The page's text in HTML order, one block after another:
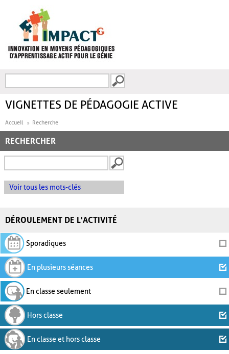
FORMULAIRE DE
VIGNETTES DE PÉDAGOGIE ACTIVE
Accueil Recherche
RECHERCHER
Voir tous les mots-clés
DÉROULEMENT DE L'ACTIVITÉ
Sporadiques
En plusieurs séances
En classe seulement
Hors classe
En classe et hors classe